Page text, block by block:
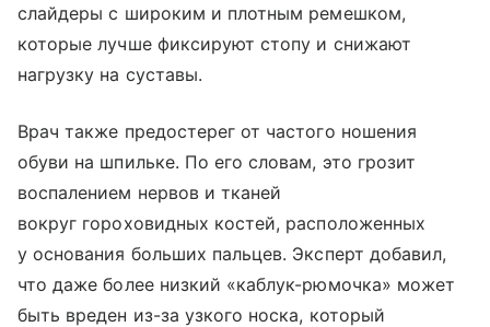
слайдеры с широким и плотным ремешком,
которые лучше фиксируют стопу и снижают
нагрузку на суставы.
Врач также предостерег от частого ношения
обуви на шпильке. По его словам, это грозит
воспалением нервов и тканей
вокруг гороховидных костей, расположенных
у основания больших пальцев. Эксперт добавил,
что даже более низкий «каблук-рюмочка» может
быть вреден из-за узкого носка, который